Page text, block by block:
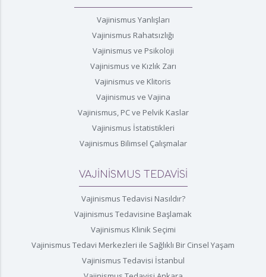
Vajinismus Yanlışları
Vajinismus Rahatsızlığı
Vajinismus ve Psikoloji
Vajinismus ve Kızlık Zarı
Vajinismus ve Klitoris
Vajinismus ve Vajina
Vajinismus, PC ve Pelvik Kaslar
Vajinismus İstatistikleri
Vajinismus Bilimsel Çalışmalar
VAJİNİSMUS TEDAVİSİ
Vajinismus Tedavisi Nasıldır?
Vajinismus Tedavisine Başlamak
Vajinismus Klinik Seçimi
Vajinismus Tedavi Merkezleri ile Sağlıklı Bir Cinsel Yaşam
Vajinismus Tedavisi İstanbul